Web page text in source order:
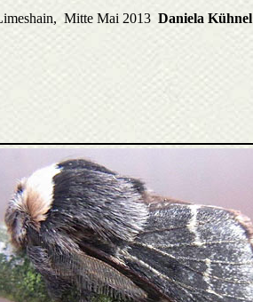
Mitte Mai 2013 Daniela Kühnel